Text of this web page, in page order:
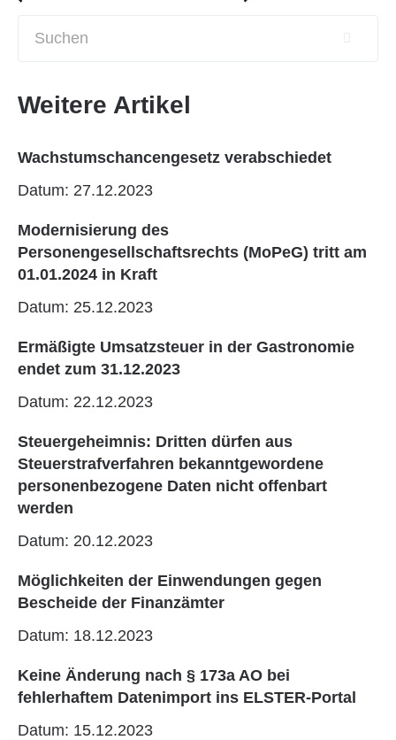
Weitere Artikel
Wachstumschancengesetz verabschiedet
Datum: 27.12.2023
Modernisierung des
Personengesellschaftsrechts (MoPeG) tritt am
01.01.2024 in Kraft
Datum: 25.12.2023
Ermäßigte Umsatzsteuer in der Gastronomie
endet zum 31.12.2023
Datum: 22.12.2023
Steuergeheimnis: Dritten dürfen aus
Steuerstrafverfahren bekanntgewordene
personenbezogene Daten nicht offenbart
werden
Datum: 20.12.2023
Möglichkeiten der Einwendungen gegen
Bescheide der Finanzämter
Datum: 18.12.2023
Keine Änderung nach § 173a AO bei
fehlerhaftem Datenimport ins ELSTER-Portal
Datum: 15.12.2023